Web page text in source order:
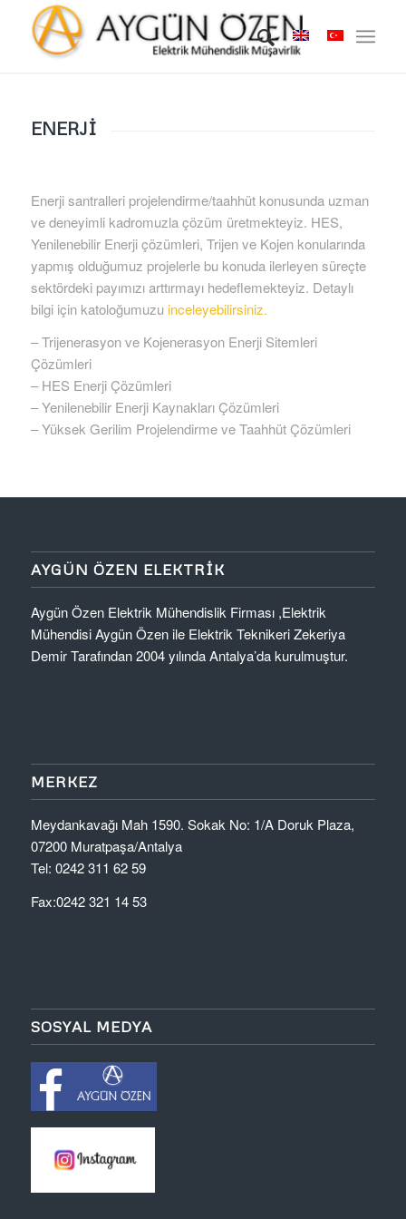
ENERJİ
Enerji santralleri projelendirme/taahhüt konusunda uzman
ve deneyimli kadromuzla çözüm üretmekteyiz. HES,
Yenilenebilir Enerji çözümleri, Trijen ve Kojen konularında
yapmış olduğumuz projelerle bu konuda ilerleyen süreçte
sektördeki payımızı arttırmayı hedeflemekteyiz. Detaylı
bilgi için katoloğumuzu inceleyebilirsiniz.
– Trijenerasyon ve Kojenerasyon Enerji Sitemleri
Çözümleri
– HES Enerji Çözümleri
– Yenilenebilir Enerji Kaynakları Çözümleri
– Yüksek Gerilim Projelendirme ve Taahhüt Çözümleri
AYGÜN ÖZEN ELEKTRIK
Aygün Özen Elektrik Mühendislik Firması ,Elektrik
Mühendisi Aygün Özen ile Elektrik Teknikeri Zekeriya
Demir Tarafından 2004 yılında Antalya’da kurulmuştur.
MERKEZ
Meydankavağı Mah 1590. Sokak No: 1/A Doruk Plaza,
07200 Muratpaşa/Antalya
Tel: 0242 311 62 59
Fax:0242 321 14 53
SOSYAL MEDYA